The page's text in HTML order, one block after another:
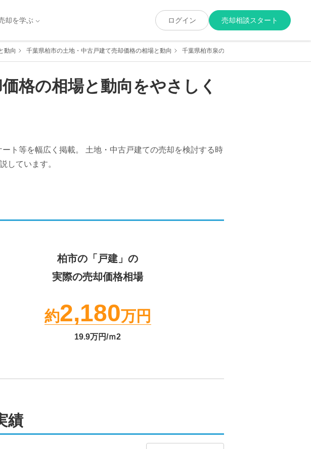
却を学ぶ ログイン 売却相談スタート
動向 千葉県柏市の土地・中古戸建て売却価格の相場と動向 千葉県柏市泉の土地・中古戸建て売却価格の相
格の相場と動向をやさしく
ト等を幅広く掲載。 土地・中古戸建ての売却を検討する時
しています。
柏市の「戸建」の
実際の売却価格相場
約2,180万円
19.9万円/ｍ2
績